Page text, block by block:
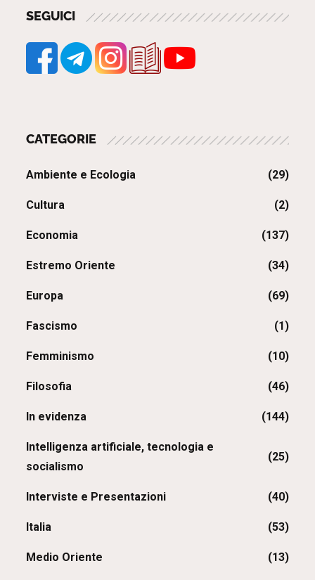
degli
articoli
SEGUICI
CATEGORIE
Ambiente e Ecologia (29)
Cultura (2)
Economia (137)
Estremo Oriente (34)
Europa (69)
Fascismo (1)
Femminismo (10)
Filosofia (46)
In evidenza (144)
Intelligenza artificiale, tecnologia e
socialismo
(25)
Interviste e Presentazioni (40)
Italia (53)
Medio Oriente (13)